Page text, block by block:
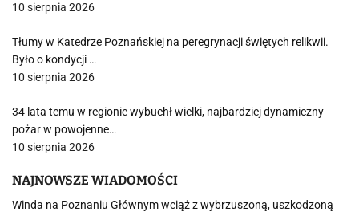
10 sierpnia 2026
Tłumy w Katedrze Poznańskiej na peregrynacji świętych relikwii.
Było o kondycji …
10 sierpnia 2026
34 lata temu w regionie wybuchł wielki, najbardziej dynamiczny
pożar w powojenne…
10 sierpnia 2026
NAJNOWSZE WIADOMOŚCI
Winda na Poznaniu Głównym wciąż z wybrzuszoną, uszkodzoną